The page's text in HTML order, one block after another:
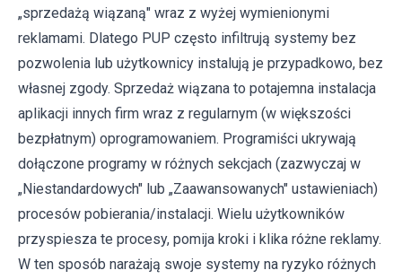
„sprzedażą wiązaną" wraz z wyżej wymienionymi
reklamami. Dlatego PUP często infiltrują systemy bez
pozwolenia lub użytkownicy instalują je przypadkowo, bez
własnej zgody. Sprzedaż wiązana to potajemna instalacja
aplikacji innych firm wraz z regularnym (w większości
bezpłatnym) oprogramowaniem. Programiści ukrywają
dołączone programy w różnych sekcjach (zazwyczaj w
„Niestandardowych" lub „Zaawansowanych" ustawieniach)
procesów pobierania/instalacji. Wielu użytkowników
przyspiesza te procesy, pomija kroki i klika różne reklamy.
W ten sposób narażają swoje systemy na ryzyko różnych